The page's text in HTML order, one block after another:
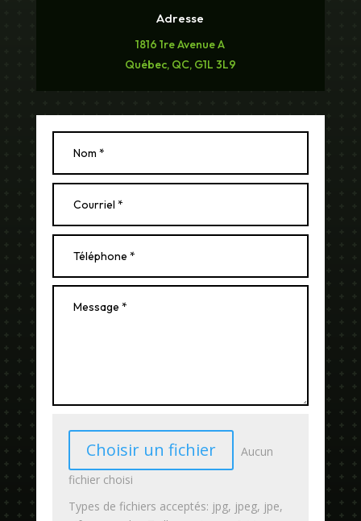
Adresse
1816 1re Avenue A
Québec, QC, G1L 3L9
Choisir un fichier
Aucun
fichier choisi
Types de fichiers acceptés: jpg, jpeg, jpe,